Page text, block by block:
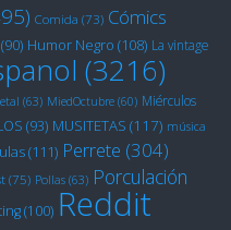
Comida (73) Cómics
(90) Humor Negro (108) La vintage
(3216)
(63) MiedOctubre (60) Miérculos
(93) MUSITETAS (117) música
(111) Perrete (304)
(75) Pollas (63) Porculación
(100) Reddit